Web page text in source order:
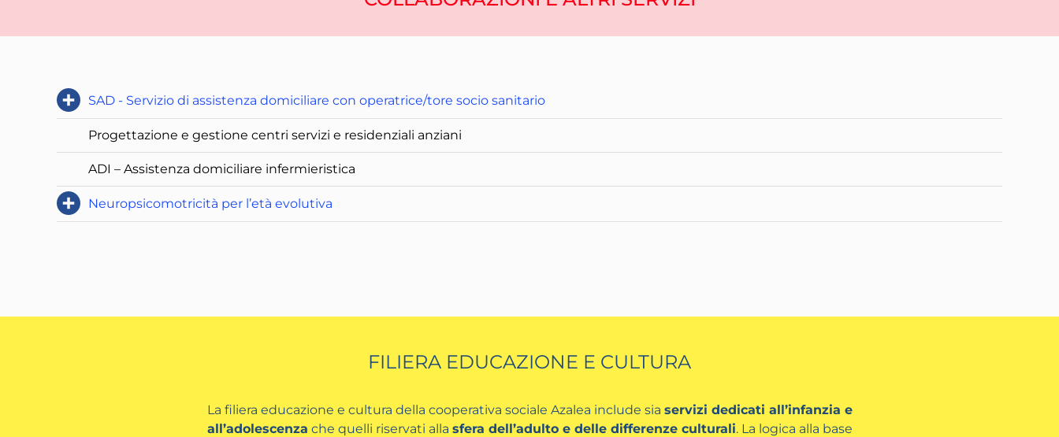
SAD - Servizio di assistenza domiciliare con operatrice/tore socio sanitario
Progettazione e gestione centri servizi e residenziali anziani
ADI – Assistenza domiciliare infermieristica
Neuropsicomotricità per l’età evolutiva
FILIERA EDUCAZIONE E CULTURA
La filiera educazione e cultura della cooperativa sociale Azalea include sia servizi dedicati all’infanzia e
all’adolescenza che quelli riservati alla sfera dell’adulto e delle differenze culturali. La logica alla base